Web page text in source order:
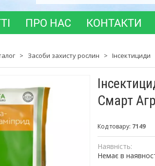
ПРО НАС КОНТАКТИ
> Засоби захисту рослин > Інсектициди
Смарт
Код товару: 7149
Наявність:
Немає в